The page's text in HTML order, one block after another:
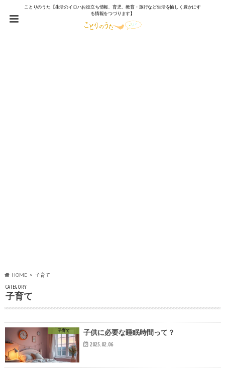
ことりのうた【生活のイロハお役立ち情報、育児、教育・旅行など生活を愉しく豊かにす
る情報をつづります】
HOME 子育て
CATEGORY
子育て
子育て 子供に必要な睡眠時間って？
2025.02.06